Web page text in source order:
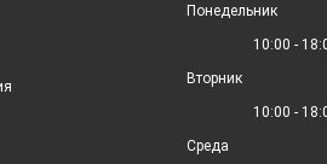
Понедельник
10:00 -
Вторник
10:00 -
Среда